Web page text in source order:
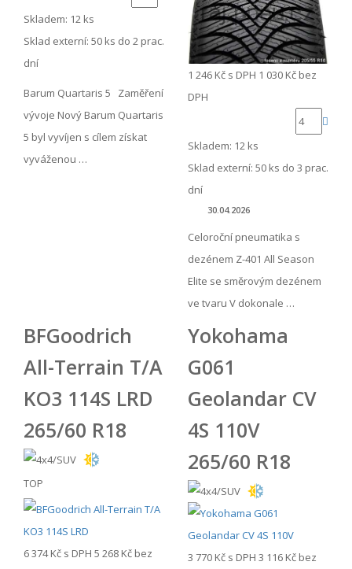
Skladem: 12 ks
Sklad externí: 50 ks do 2 prac.
dní
Barum Quartaris 5 Zaměření
vývoje Nový Barum Quartaris
5 byl vyvíjen s cílem získat
vyváženou …
1 246 Kč s DPH 1 030 Kč bez
DPH
Skladem: 12 ks
Sklad externí: 50 ks do 3 prac.
dní
30.04.2026
Celoroční pneumatika s
dezénem Z-401 All Season
Elite se směrovým dezénem
ve tvaru V dokonale …
BFGoodrich
All-Terrain T/A
KO3 114S LRD
265/60 R18
TOP
6 374 Kč s DPH 5 268 Kč bez
Yokohama
G061
Geolandar CV
4S 110V
265/60 R18
3 770 Kč s DPH 3 116 Kč bez